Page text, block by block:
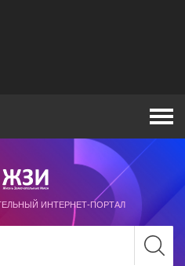
ИНТЕРНЕТ-ПОРТАЛ